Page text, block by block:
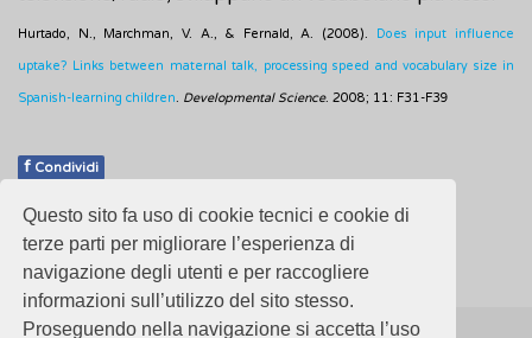
Questo sito fa uso di cookie tecnici e cookie di
terze parti per migliorare l’esperienza di
navigazione degli utenti e per raccogliere
informazioni sull’utilizzo del sito stesso.
Proseguendo nella navigazione si accetta l’uso
Hurtado, N., Marchman, V. A., & Fernald, A. (2008). Does input influence
uptake? Links between maternal talk, processing speed and vocabulary size in
Spanish-learning children. Developmental Science. 2008; 11: F31-F39
f Condividi
Pubblicato: 28 Febbraio 2018